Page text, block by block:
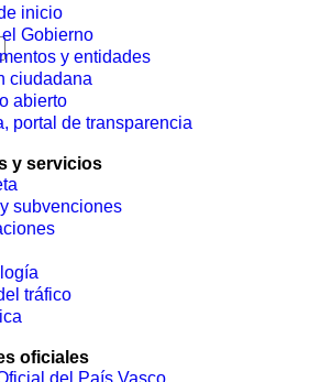
inicio
Gobierno
y entidades
ciudadana
abierto
portal de transparencia
y servicios
subvenciones
tráfico
oficiales
del País Vasco